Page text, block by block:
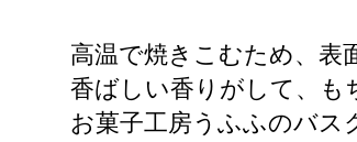
高温で焼きこむため、表
香ばしい香りがして、も
お菓子工房うふふのバス